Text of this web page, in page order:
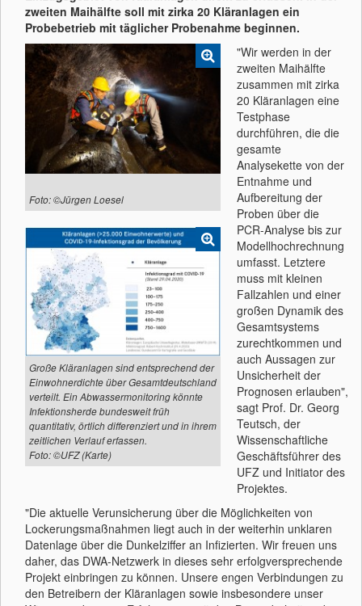
zweiten Maihälfte soll mit zirka 20 Kläranlagen ein
Probebetrieb mit täglicher Probenahme beginnen.
Foto: ©Jürgen Loesel
Große Kläranlagen sind entsprechend der
Einwohnerdichte über Gesamtdeutschland
verteilt. Ein Abwassermonitoring könnte
Infektionsherde bundesweit früh
quantitativ, örtlich differenziert und in ihrem
zeitlichen Verlauf erfassen.
Foto: ©UFZ (Karte)
"Wir werden in der
zweiten Maihälfte
zusammen mit zirka
20 Kläranlagen eine
Testphase
durchführen, die die
gesamte
Analysekette von der
Entnahme und
Aufbereitung der
Proben über die
PCR-Analyse bis zur
Modellhochrechnung
umfasst. Letztere
muss mit kleinen
Fallzahlen und einer
großen Dynamik des
Gesamtsystems
zurechtkommen und
auch Aussagen zur
Unsicherheit der
Prognosen erlauben",
sagt Prof. Dr. Georg
Teutsch, der
Wissenschaftliche
Geschäftsführer des
UFZ und Initiator des
Projektes.
"Die aktuelle Verunsicherung über die Möglichkeiten von
Lockerungsmaßnahmen liegt auch in der weiterhin unklaren
Datenlage über die Dunkelziffer an Infizierten. Wir freuen uns
daher, das DWA-Netzwerk in dieses sehr erfolgversprechende
Projekt einbringen zu können. Unsere engen Verbindungen zu
den Betreibern der Kläranlagen sowie insbesondere unser